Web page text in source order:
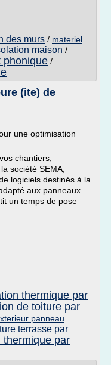
des murs / materiel
maison /
phonique /
(ite) de
une optimisation
chantiers,
société SEMA,
logiciels destinés à la
aux panneaux
un temps de pose
thermique par
de toiture par
panneau
terrasse par
thermique par